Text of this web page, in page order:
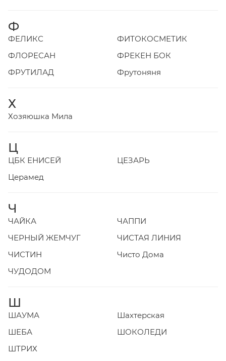
Ф
ФЕЛИКС
ФИТОКОСМЕТИК
ФЛОРЕСАН
ФРЕКЕН БОК
ФРУТИЛАД
Фрутоняня
Х
Хозяюшка Мила
Ц
ЦБК ЕНИСЕЙ
ЦЕЗАРЬ
Церамед
Ч
ЧАЙКА
ЧАППИ
ЧЕРНЫЙ ЖЕМЧУГ
ЧИСТАЯ ЛИНИЯ
ЧИСТИН
Чисто Дома
ЧУДОДОМ
Ш
ШАУМА
Шахтерская
ШЕБА
ШОКОЛЕДИ
ШТРИХ